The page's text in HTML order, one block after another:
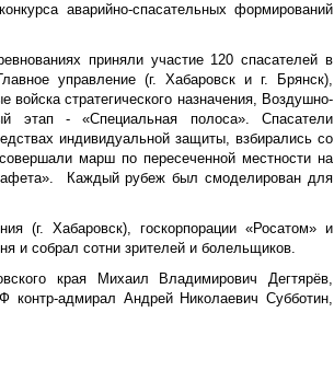
аварийно-спасательных формирований
приняли участие 120 спасателей в
управление (г. Хабаровск и г. Брянск),
стратегического назначения, Воздушно-
- «Специальная полоса». Спасатели
индивидуальной защиты, взбирались со
марш по пересеченной местности на
Каждый рубеж был смоделирован для
(г. Хабаровск), госкорпорации «Росатом» и
и собрал сотни зрителей и болельщиков.
края Михаил Владимирович Дегтярёв,
контр-адмирал Андрей Николаевич Субботин,